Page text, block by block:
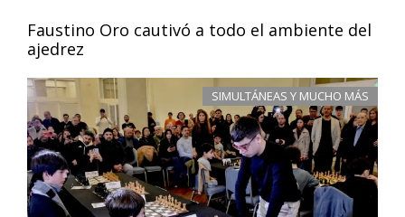
Faustino Oro cautivó a todo el ambiente del
ajedrez
SIMULTÁNEAS Y MUCHO MÁS